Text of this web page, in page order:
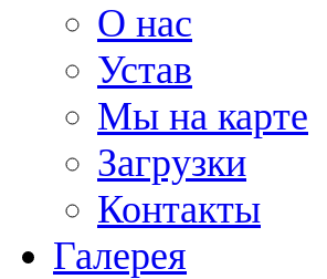
О нас
Устав
Мы на карте
Загрузки
Контакты
Галерея